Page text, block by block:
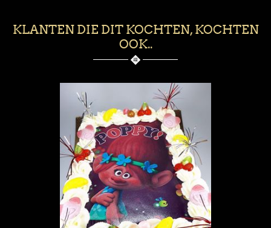
KLANTEN DIE DIT KOCHTEN, KOCHTEN
OOK..